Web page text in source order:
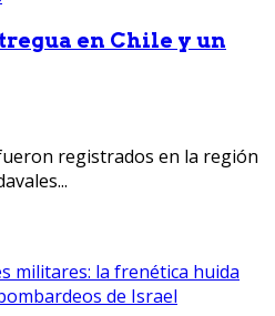
en Chile y un
registrados en la región